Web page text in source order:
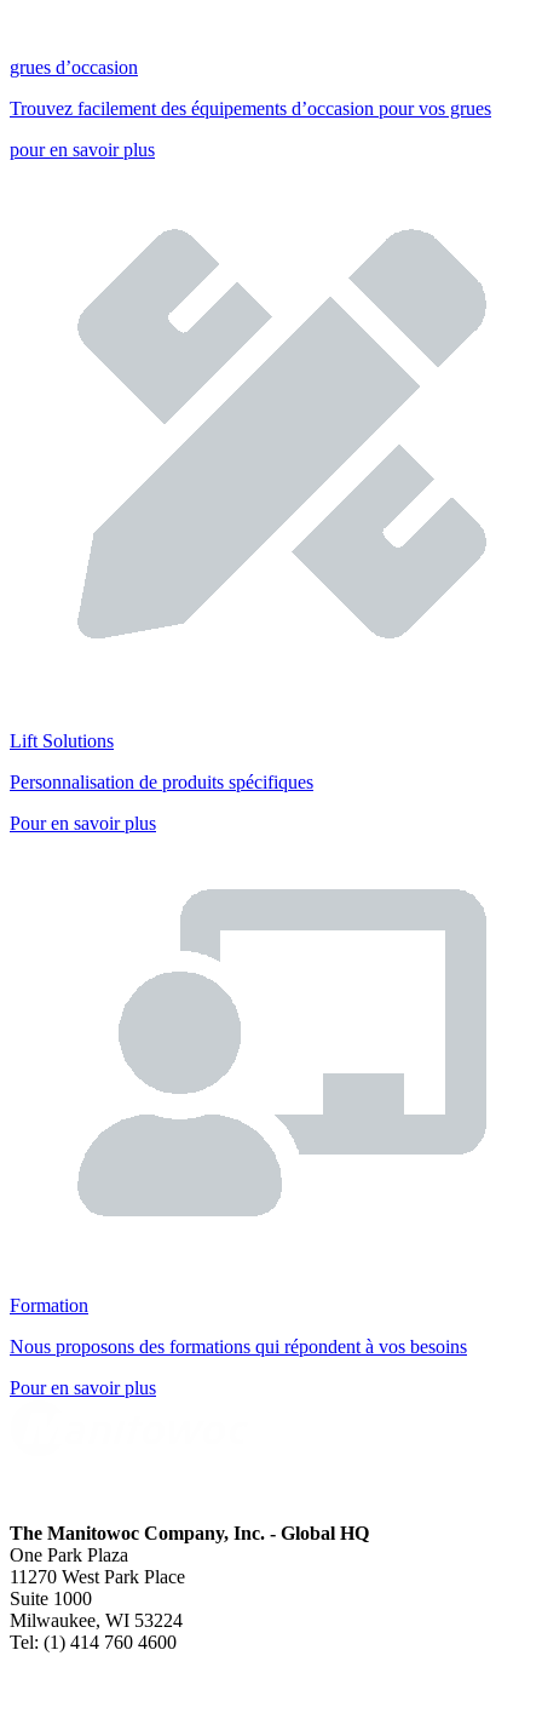
grues d’occasion
Trouvez facilement des équipements d’occasion pour vos grues
pour en savoir plus
Lift Solutions
Personnalisation de produits spécifiques
Pour en savoir plus
Formation
Nous proposons des formations qui répondent à vos besoins
Pour en savoir plus
The Manitowoc Company, Inc. - Global HQ
One Park Plaza
11270 West Park Place
Suite 1000
Milwaukee, WI 53224
Tel: (1) 414 760 4600